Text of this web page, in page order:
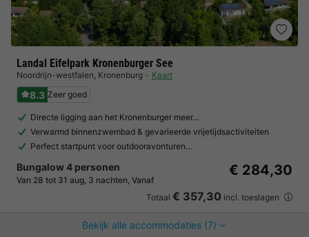
Landal Eifelpark Kronenburger See
Noordrijn-westfalen, Kronenburg Kaart
8.3 Zeer goed
Directe ligging aan het Kronenburger meer…
Verwarmd binnenzwembad & gevarieerde vrijetijdsactiviteiten
Perfect startpunt voor outdooravonturen…
Bungalow 4 personen
Van 28 tot 31 aug, 3 nachten, Vanaf
€ 284,30
Totaal € 357,30 incl. toeslagen
Bekijk alle accommodaties (7)